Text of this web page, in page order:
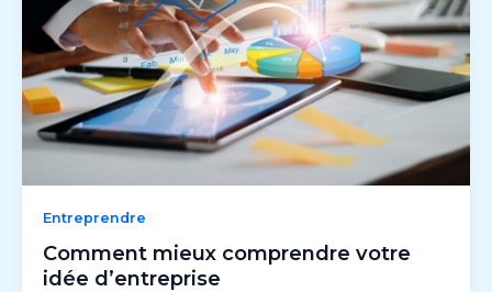
Entreprendre
Comment mieux comprendre votre
idée d’entreprise